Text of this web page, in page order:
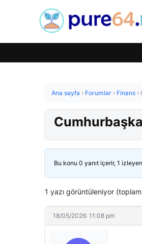
Ana sayfa › Forumlar › Finans ›
Bu konu 0 yanıt içerir, 1
1 yazı görüntüleniyor
18/05/2026: 11:08 pm